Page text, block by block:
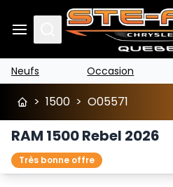
Search
Neufs Occasion
> 1500 > O05571
RAM 1500 Rebel 2026
Très bonne offre